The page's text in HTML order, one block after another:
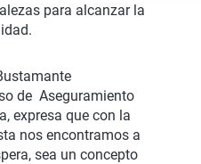
para alcanzar la
de Aseguramiento
expresa que con la
nos encontramos a
sea un concepto